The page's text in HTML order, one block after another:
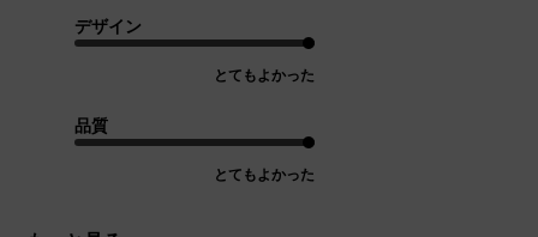
デザイン
とてもよかった
品質
とてもよかった